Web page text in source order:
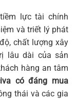
lực tài chính
và triết lý phát
chất lượng xây
lâu dài của sản
hàng an tâm
có đáng mua
thái và các gia